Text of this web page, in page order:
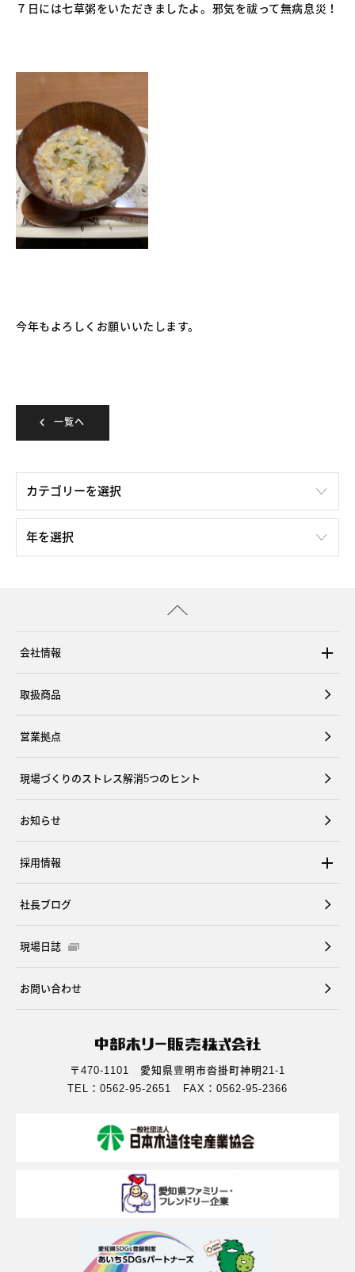
７日には七草粥をいただきましたよ。邪気を祓って無病息災！
今年もよろしくお願いいたします。
一覧へ
会社情報
取扱商品
営業拠点
現場づくりのストレス解消5つのヒント
お知らせ
採用情報
社長ブログ
現場日誌
お問い合わせ
〒470-1101 愛知県豊明市沓掛町神明21-1
TEL：0562-95-2651 FAX：0562-95-2366